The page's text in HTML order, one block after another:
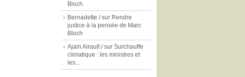
Bloch
Bernadette /sur Rendre
justice à la pensée de Marc
Bloch
Ajain Airault /sur Surchauffe
climatique : les ministres et
les...